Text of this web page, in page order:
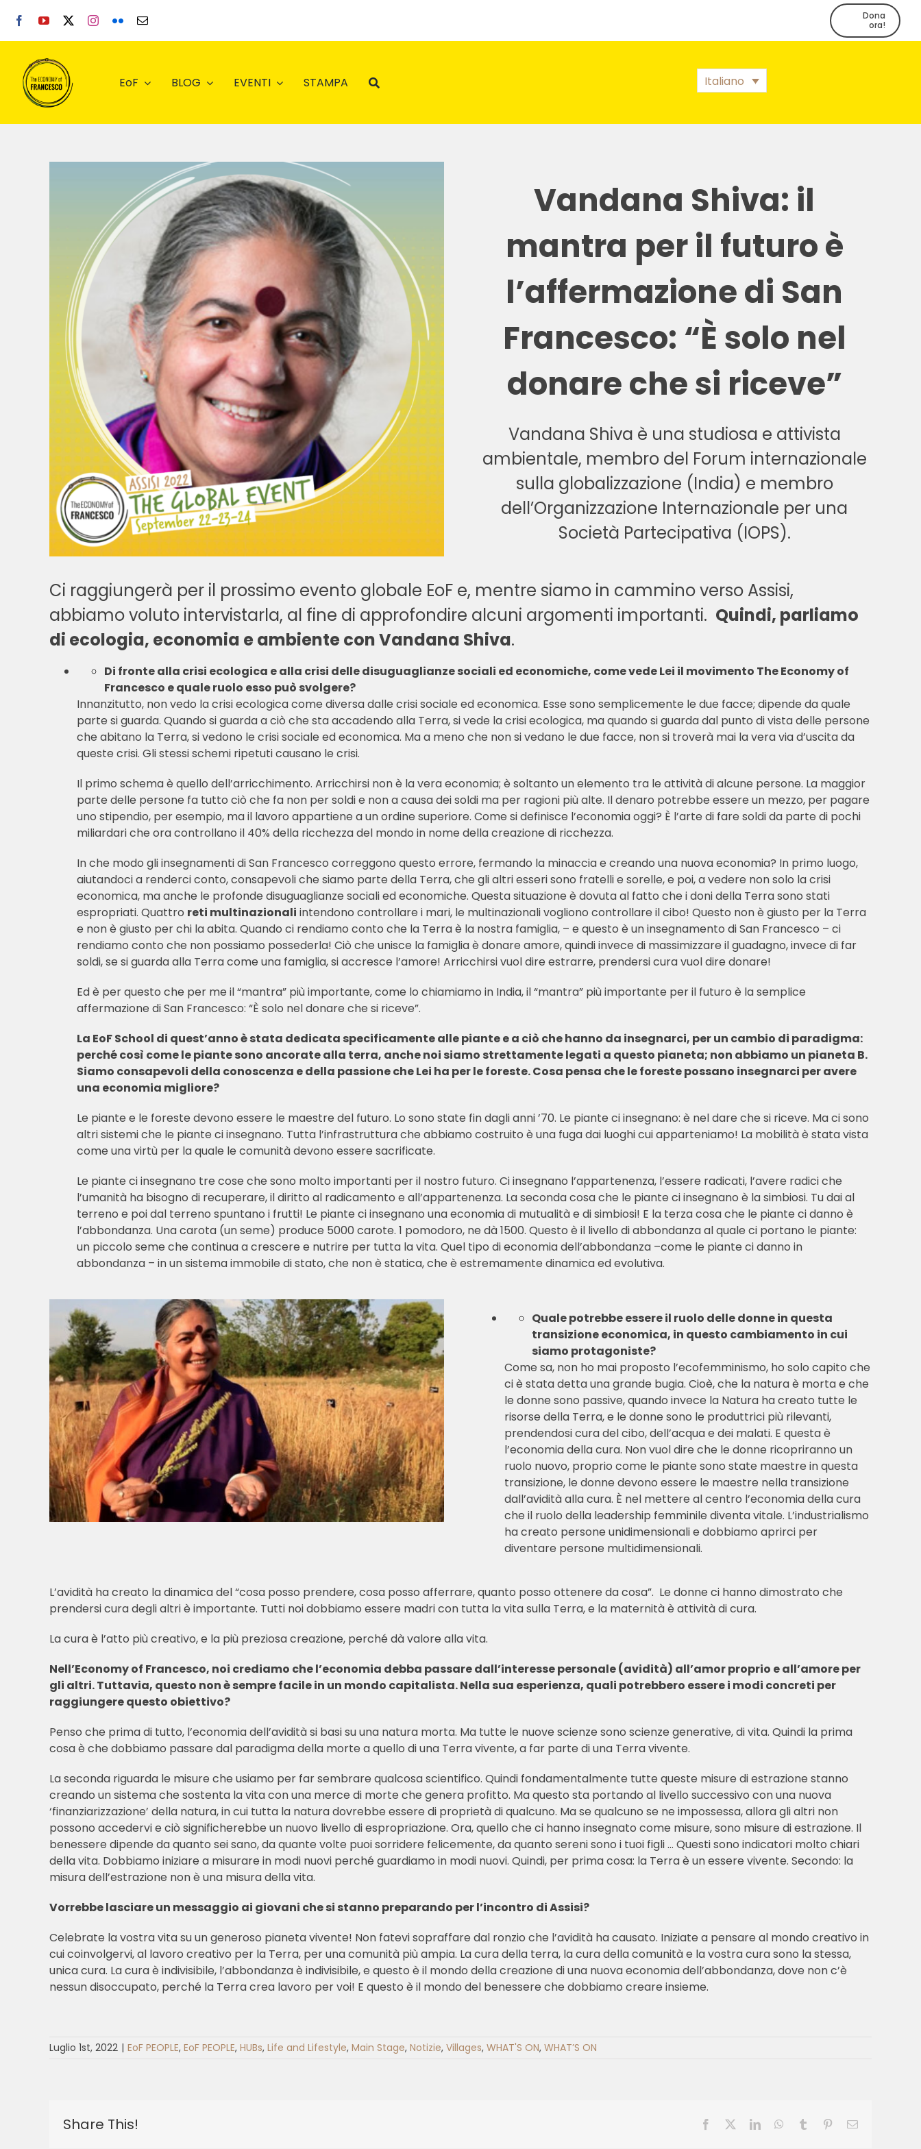
contenuto
Dona
ora!
EoF BLOG EVENTI STAMPA Italiano
Vandana Shiva: il
mantra per il futuro è
l’affermazione di San
Francesco: “È solo nel
donare che si riceve”
Vandana Shiva è una studiosa e attivista
ambientale, membro del Forum internazionale
sulla globalizzazione (India) e membro
dell’Organizzazione Internazionale per una
Società Partecipativa (IOPS).
Ci raggiungerà per il prossimo evento globale EoF e, mentre siamo in cammino verso Assisi,
abbiamo voluto intervistarla, al fine di approfondire alcuni argomenti importanti. Quindi, parliamo
di ecologia, economia e ambiente con Vandana Shiva.
Di fronte alla crisi ecologica e alla crisi delle disuguaglianze sociali ed economiche, come vede Lei il movimento The Economy of
Francesco e quale ruolo esso può svolgere?
Innanzitutto, non vedo la crisi ecologica come diversa dalle crisi sociale ed economica. Esse sono semplicemente le due facce; dipende da quale
parte si guarda. Quando si guarda a ciò che sta accadendo alla Terra, si vede la crisi ecologica, ma quando si guarda dal punto di vista delle persone
che abitano la Terra, si vedono le crisi sociale ed economica. Ma a meno che non si vedano le due facce, non si troverà mai la vera via d’uscita da
queste crisi. Gli stessi schemi ripetuti causano le crisi.
Il primo schema è quello dell’arricchimento. Arricchirsi non è la vera economia; è soltanto un elemento tra le attività di alcune persone. La maggior
parte delle persone fa tutto ciò che fa non per soldi e non a causa dei soldi ma per ragioni più alte. Il denaro potrebbe essere un mezzo, per pagare
uno stipendio, per esempio, ma il lavoro appartiene a un ordine superiore. Come si definisce l’economia oggi? È l’arte di fare soldi da parte di pochi
miliardari che ora controllano il 40% della ricchezza del mondo in nome della creazione di ricchezza.
In che modo gli insegnamenti di San Francesco correggono questo errore, fermando la minaccia e creando una nuova economia? In primo luogo,
aiutandoci a renderci conto, consapevoli che siamo parte della Terra, che gli altri esseri sono fratelli e sorelle, e poi, a vedere non solo la crisi
economica, ma anche le profonde disuguaglianze sociali ed economiche. Questa situazione è dovuta al fatto che i doni della Terra sono stati
espropriati. Quattro reti multinazionali intendono controllare i mari, le multinazionali vogliono controllare il cibo! Questo non è giusto per la Terra
e non è giusto per chi la abita. Quando ci rendiamo conto che la Terra è la nostra famiglia, – e questo è un insegnamento di San Francesco – ci
rendiamo conto che non possiamo possederla! Ciò che unisce la famiglia è donare amore, quindi invece di massimizzare il guadagno, invece di far
soldi, se si guarda alla Terra come una famiglia, si accresce l’amore! Arricchirsi vuol dire estrarre, prendersi cura vuol dire donare!
Ed è per questo che per me il “mantra” più importante, come lo chiamiamo in India, il “mantra” più importante per il futuro è la semplice
affermazione di San Francesco: “È solo nel donare che si riceve”.
La EoF School di quest’anno è stata dedicata specificamente alle piante e a ciò che hanno da insegnarci, per un cambio di paradigma:
perché così come le piante sono ancorate alla terra, anche noi siamo strettamente legati a questo pianeta; non abbiamo un pianeta B.
Siamo consapevoli della conoscenza e della passione che Lei ha per le foreste. Cosa pensa che le foreste possano insegnarci per avere
una economia migliore?
Le piante e le foreste devono essere le maestre del futuro. Lo sono state fin dagli anni ’70. Le piante ci insegnano: è nel dare che si riceve. Ma ci sono
altri sistemi che le piante ci insegnano. Tutta l’infrastruttura che abbiamo costruito è una fuga dai luoghi cui apparteniamo! La mobilità è stata vista
come una virtù per la quale le comunità devono essere sacrificate.
Le piante ci insegnano tre cose che sono molto importanti per il nostro futuro. Ci insegnano l’appartenenza, l’essere radicati, l’avere radici che
l’umanità ha bisogno di recuperare, il diritto al radicamento e all’appartenenza. La seconda cosa che le piante ci insegnano è la simbiosi. Tu dai al
terreno e poi dal terreno spuntano i frutti! Le piante ci insegnano una economia di mutualità e di simbiosi! E la terza cosa che le piante ci danno è
l’abbondanza. Una carota (un seme) produce 5000 carote. 1 pomodoro, ne dà 1500. Questo è il livello di abbondanza al quale ci portano le piante:
un piccolo seme che continua a crescere e nutrire per tutta la vita. Quel tipo di economia dell’abbondanza –come le piante ci danno in
abbondanza – in un sistema immobile di stato, che non è statica, che è estremamente dinamica ed evolutiva.
Quale potrebbe essere il ruolo delle donne in questa
transizione economica, in questo cambiamento in cui
siamo protagoniste?
Come sa, non ho mai proposto l’ecofemminismo, ho solo capito che
ci è stata detta una grande bugia. Cioè, che la natura è morta e che
le donne sono passive, quando invece la Natura ha creato tutte le
risorse della Terra, e le donne sono le produttrici più rilevanti,
prendendosi cura del cibo, dell’acqua e dei malati. E questa è
l’economia della cura. Non vuol dire che le donne ricopriranno un
ruolo nuovo, proprio come le piante sono state maestre in questa
transizione, le donne devono essere le maestre nella transizione
dall’avidità alla cura. È nel mettere al centro l’economia della cura
che il ruolo della leadership femminile diventa vitale. L’industrialismo
ha creato persone unidimensionali e dobbiamo aprirci per
diventare persone multidimensionali.
L’avidità ha creato la dinamica del “cosa posso prendere, cosa posso afferrare, quanto posso ottenere da cosa”. Le donne ci hanno dimostrato che
prendersi cura degli altri è importante. Tutti noi dobbiamo essere madri con tutta la vita sulla Terra, e la maternità è attività di cura.
La cura è l’atto più creativo, e la più preziosa creazione, perché dà valore alla vita.
Nell’Economy of Francesco, noi crediamo che l’economia debba passare dall’interesse personale (avidità) all’amor proprio e all’amore per
gli altri. Tuttavia, questo non è sempre facile in un mondo capitalista. Nella sua esperienza, quali potrebbero essere i modi concreti per
raggiungere questo obiettivo?
Penso che prima di tutto, l’economia dell’avidità si basi su una natura morta. Ma tutte le nuove scienze sono scienze generative, di vita. Quindi la prima
cosa è che dobbiamo passare dal paradigma della morte a quello di una Terra vivente, a far parte di una Terra vivente.
La seconda riguarda le misure che usiamo per far sembrare qualcosa scientifico. Quindi fondamentalmente tutte queste misure di estrazione stanno
creando un sistema che sostenta la vita con una merce di morte che genera profitto. Ma questo sta portando al livello successivo con una nuova
‘finanziarizzazione’ della natura, in cui tutta la natura dovrebbe essere di proprietà di qualcuno. Ma se qualcuno se ne impossessa, allora gli altri non
possono accedervi e ciò significherebbe un nuovo livello di espropriazione. Ora, quello che ci hanno insegnato come misure, sono misure di estrazione. Il
benessere dipende da quanto sei sano, da quante volte puoi sorridere felicemente, da quanto sereni sono i tuoi figli … Questi sono indicatori molto chiari
della vita. Dobbiamo iniziare a misurare in modi nuovi perché guardiamo in modi nuovi. Quindi, per prima cosa: la Terra è un essere vivente. Secondo: la
misura dell’estrazione non è una misura della vita.
Vorrebbe lasciare un messaggio ai giovani che si stanno preparando per l’incontro di Assisi?
Celebrate la vostra vita su un generoso pianeta vivente! Non fatevi sopraffare dal ronzio che l’avidità ha causato. Iniziate a pensare al mondo creativo in
cui coinvolgervi, al lavoro creativo per la Terra, per una comunità più ampia. La cura della terra, la cura della comunità e la vostra cura sono la stessa,
unica cura. La cura è indivisibile, l’abbondanza è indivisibile, e questo è il mondo della creazione di una nuova economia dell’abbondanza, dove non c’è
nessun disoccupato, perché la Terra crea lavoro per voi! E questo è il mondo del benessere che dobbiamo creare insieme.
Luglio 1st, 2022 | EoF PEOPLE, EoF PEOPLE, HUBs, Life and Lifestyle, Main Stage, Notizie, Villages, WHAT'S ON, WHAT’S ON
Share This! Facebook LinkedInWhatsApp
Tumblr PinterestEmail